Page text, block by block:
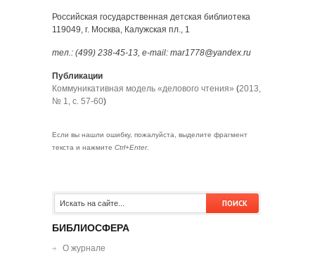
Российская государственная детская библиотека
119049, г. Москва, Калужская пл., 1
тел.: (499) 238-45-13, e-mail: mar1778@yandex.ru
Публикации
Коммуникативная модель «делового чтения» (2013,
№ 1, с. 57-60)
Если вы нашли ошибку, пожалуйста, выделите фрагмент
текста и нажмите Ctrl+Enter.
БИБЛИОСФЕРА
О журнале